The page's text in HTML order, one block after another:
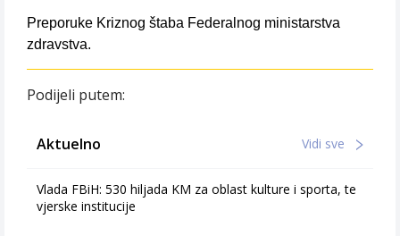
Preporuke Kriznog štaba Federalnog ministarstva
zdravstva.
Podijeli putem:
Aktuelno Vidi sve
Vlada FBiH: 530 hiljada KM za oblast kulture i sporta, te
vjerske institucije